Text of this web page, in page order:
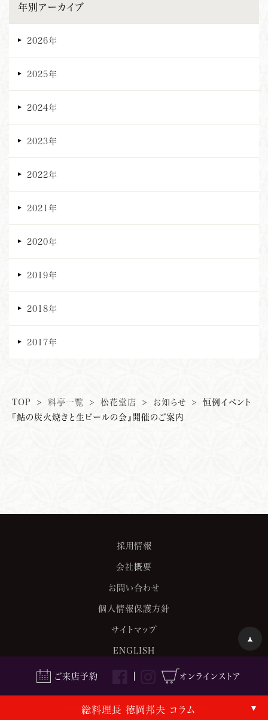
ご来店予約 オンラインストア
総料理長 徳岡邦夫 コラム
年別アーカイブ
2026年
2025年
2024年
2023年
2022年
2021年
2020年
2019年
2018年
2017年
TOP > 料亭一覧 > 松花堂店 > お知らせ >
恒例イベント
『鮎の炭火焼きと生ビールの会』開催のご案内
採用情報
会社概要
お問い合わせ
個人情報保護方針
サイトマップ
ENGLISH
Copyright©kyoto kitcho All Rights Reserved.